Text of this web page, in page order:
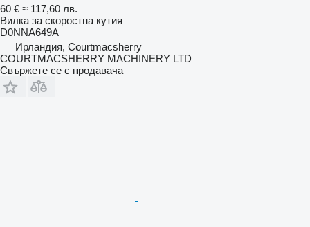
60 € ≈ 117,60 лв.
Вилка за скоростна кутия
D0NNA649A
Ирландия, Courtmacsherry
COURTMACSHERRY MACHINERY LTD
Свържете се с продавача